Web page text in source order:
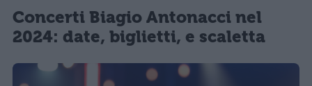
Concerti Biagio Antonacci nel
2024: date, biglietti, e scaletta